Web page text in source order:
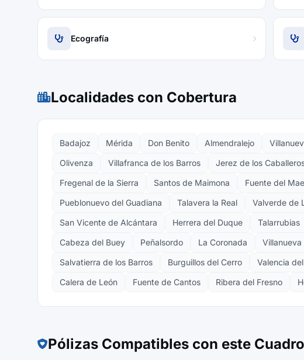
Ecografía
Localidades con Cobertura
Badajoz Mérida Don Benito Almendralejo
Olivenza
Villafranca de los Barros Jerez de los
Fregenal de la Sierra
Santos de Maimona Fuente del
Pueblonuevo del Guadiana
Talavera la Real Valverde de
San Vicente de Alcántara
Herrera del Duque Talarrubias
Cabeza del Buey
Peñalsordo La Coronada Villanueva
Salvatierra de los Barros
Burguillos del Cerro Valencia
Calera de León
Fuente de Cantos Ribera del Fresno
Pólizas Compatibles con este